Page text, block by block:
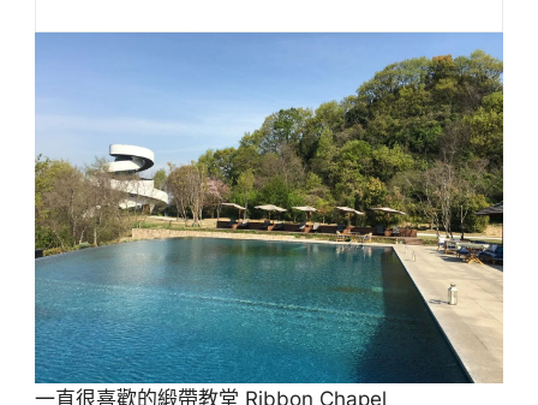
一直很喜歡的緞帶教堂 Ribbon Chapel